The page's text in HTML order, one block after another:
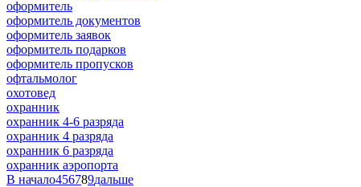
оформитель
оформитель документов
оформитель заявок
оформитель подарков
оформитель пропусков
офтальмолог
охотовед
охранник
охранник 4-6 разряда
охранник 4 разряда
охранник 6 разряда
охранник аэропорта
В начало456789дальше